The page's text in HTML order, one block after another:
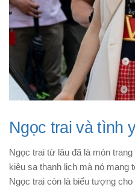
Ngọc trai và tình
Ngọc trai từ lâu đã là món
kiêu sa thanh lịch mà nó mang
Ngọc trai còn là biểu tượng